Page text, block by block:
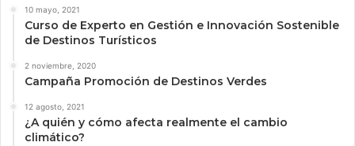
10 mayo, 2021
Curso de Experto en Gestión e Innovación Sostenible
de Destinos Turísticos
2 noviembre, 2020
Campaña Promoción de Destinos Verdes
12 agosto, 2021
¿A quién y cómo afecta realmente el cambio
climático?